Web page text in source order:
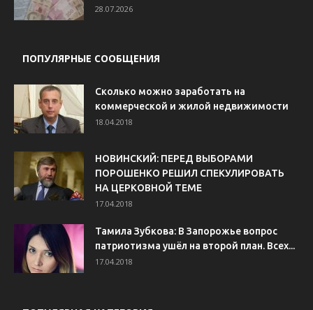
28.07.2026
ПОПУЛЯРНЫЕ СООБЩЕНИЯ
Сколько можно заработать на
коммерческой и жилой недвижимости
18.04.2018
НОВИНСКИЙ: ПЕРЕД ВЫБОРАМИ
ПОРОШЕНКО РЕШИЛ СПЕКУЛИРОВАТЬ
НА ЦЕРКОВНОЙ ТЕМЕ
17.04.2018
Тамила Зубкова: В Запорожье вопрос
патриотизма ушёл на второй план. Всех...
17.04.2018